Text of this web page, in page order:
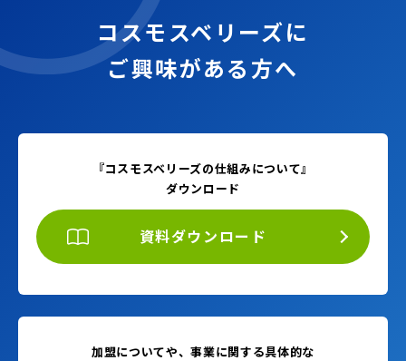
コスモスベリーズに
ご興味がある方へ
『コスモスベリーズの仕組みについて』
ダウンロード
資料ダウンロード
加盟についてや、事業に関する具体的な